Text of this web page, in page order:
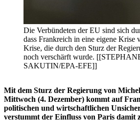
Die Verbündeten der EU sind sich
dass Frankreich in eine eigene Krise
Krise, die durch den Sturz der
noch verschärft wurde.
SAKUTIN/EPA-EFE]]
Mit dem Sturz der Regierung von
Mittwoch (4. Dezember) kommt auf
politischen und wirtschaftlichen
verstummt der Einfluss von Paris damit